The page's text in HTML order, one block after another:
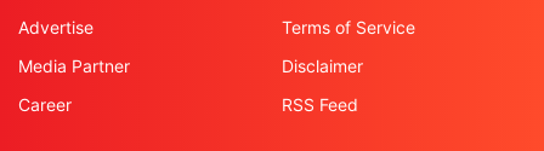
Advertise
Media Partner
Career
Terms of Service
Disclaimer
RSS Feed